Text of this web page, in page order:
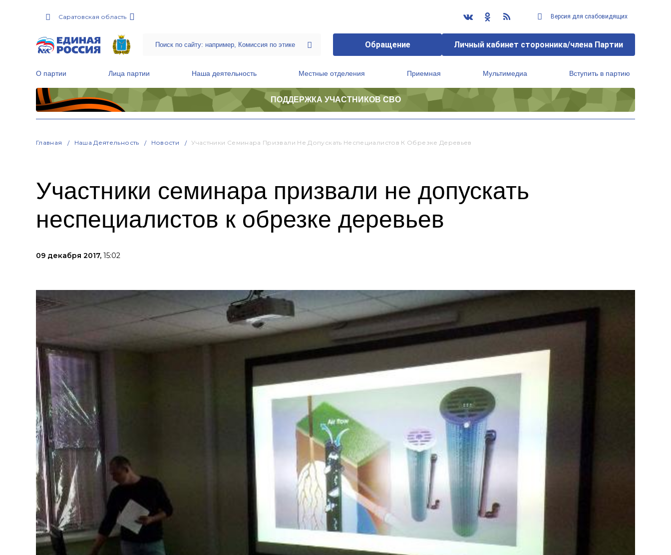
Саратовская область Версия для слабовидящих
Обращение Личный кабинет сторонника/члена Партии
О партии Лица партии Наша деятельность Местные отделения Приемная Мультимедиа Вступить в партию
ПОДДЕРЖКА УЧАСТНИКОВ СВО
Главная Наша Деятельность Новости Участники Семинара Призвали Не Допускать Неспециалистов К Обрезке Деревьев
Участники семинара призвали не допускать
неспециалистов к обрезке деревьев
09 декабря 2017, 15:02